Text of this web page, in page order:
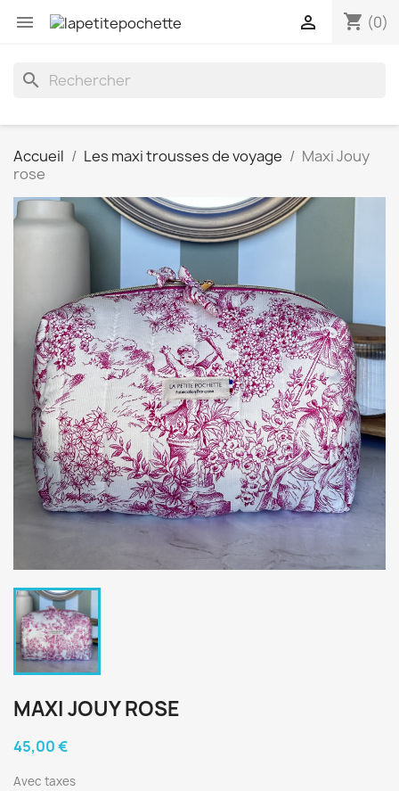
 shopping_cart (0)

search
Accueil Les maxi trousses de voyage
Maxi Jouy
rose
MAXI JOUY ROSE
45,00 €
Avec taxes